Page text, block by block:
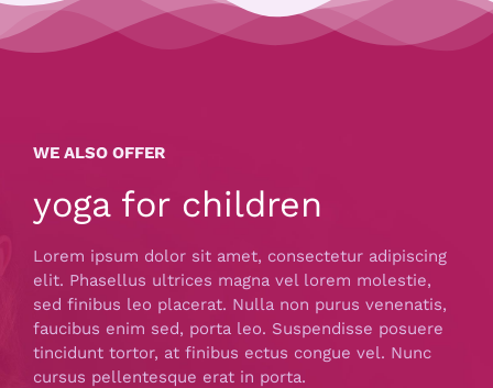
WE ALSO OFFER
yoga for children
Lorem ipsum dolor sit amet, consectetur adipiscing
elit. Phasellus ultrices magna vel lorem molestie,
sed finibus leo placerat. Nulla non purus venenatis,
faucibus enim sed, porta leo. Suspendisse posuere
tincidunt tortor, at finibus ectus congue vel. Nunc
cursus pellentesque erat in porta.